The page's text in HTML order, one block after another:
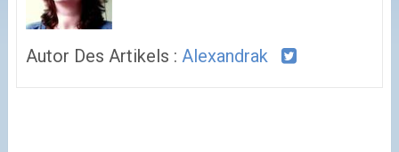
Autor Des Artikels : Alexandrak